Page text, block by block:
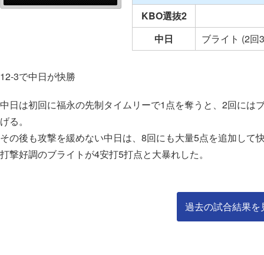
KBO選抜2
中日
ブライト (2回
12-3で中日が快勝
中日は初回に福永の先制タイムリーで1点を奪うと、2回には
げる。
その後も攻撃を緩めない中日は、8回にも大量5点を追加して
打撃好調のブライトが4安打5打点と大暴れした。
過去の試合結果